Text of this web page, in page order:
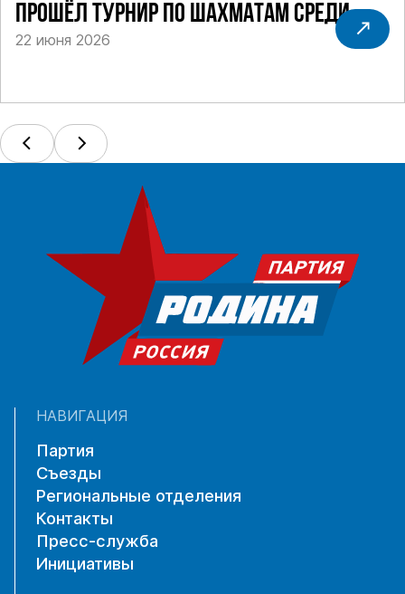
ПРОШЁЛ ТУРНИР ПО ШАХМАТАМ СРЕДИ
СИЛОВИКОВ
22 июня 2026
НАВИГАЦИЯ
Партия
Съезды
Региональные отделения
Контакты
Пресс-служба
Инициативы